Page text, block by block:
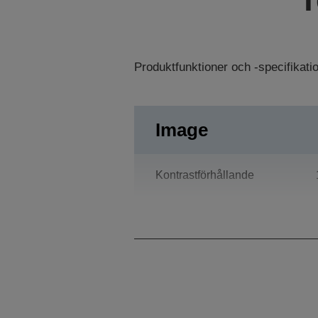
Produktfunktioner och -
Image
Kontrastförhållande